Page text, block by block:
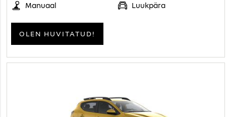
Manuaal
Luukpära
OLEN HUVITATUD!